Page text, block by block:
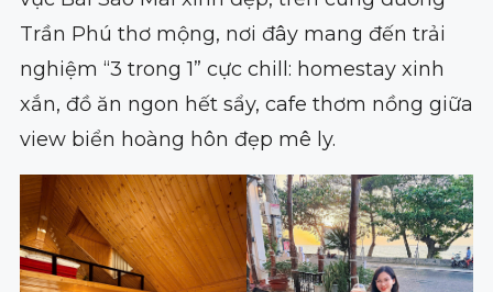
Trần Phú thơ mộng, nơi đây mang đến trải
nghiệm “3 trong 1” cực chill: homestay xinh
xắn, đồ ăn ngon hết sẩy, cafe thơm nồng giữa
view biển hoàng hôn đẹp mê ly.